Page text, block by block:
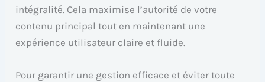
intégralité. Cela maximise l’autorité de votre
contenu principal tout en maintenant une
expérience utilisateur claire et fluide.
Pour garantir une gestion efficace et éviter toute